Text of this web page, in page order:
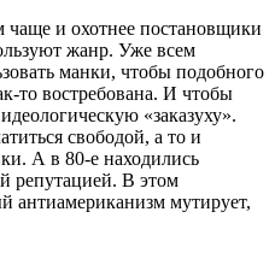
и охотнее постановщики
жанр. Уже всем
манки, чтобы подобного
то востребована. И чтобы
«заказуху».
свободой, а то и
А в 80-е находились
репутацией. В этом
антиамериканизм мутирует,